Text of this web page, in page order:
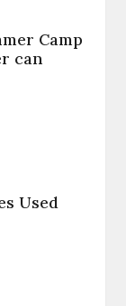
Camp
can
Used